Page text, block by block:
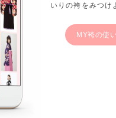
いりの袴をみつけ
MY袴の使